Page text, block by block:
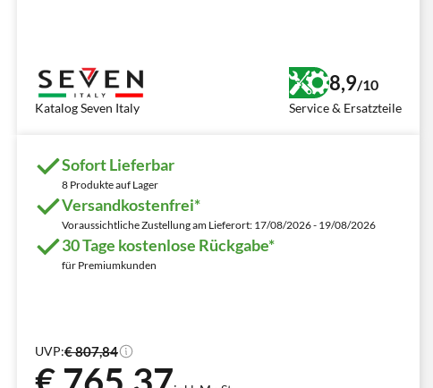
Katalog Seven Italy
8,9/10
Service & Ersatzteile
Sofort Lieferbar
8 Produkte auf Lager
Versandkostenfrei*
Voraussichtliche Zustellung am Lieferort: 17/08/2026 - 19/08/2026
30 Tage kostenlose Rückgabe*
für Premiumkunden
UVP:€ 807,84